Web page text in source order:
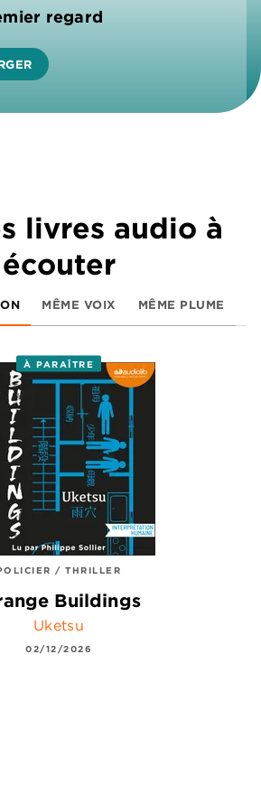
regard
livres audio à
écouter
MÊME VOIX MÊME PLUME
À PARAÎTRE
/ THRILLER
Buildings
Uketsu
02/12/2026